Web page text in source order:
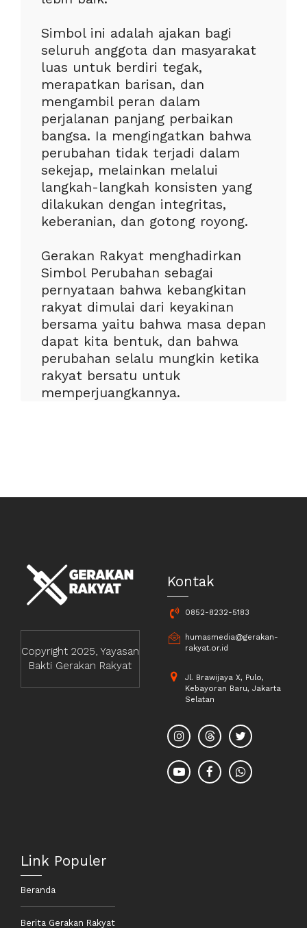
Simbol ini adalah ajakan bagi
seluruh anggota dan masyarakat
luas untuk berdiri tegak,
merapatkan barisan, dan
mengambil peran dalam
perjalanan panjang perbaikan
bangsa. Ia mengingatkan bahwa
perubahan tidak terjadi dalam
sekejap, melainkan melalui
langkah-langkah konsisten yang
dilakukan dengan integritas,
keberanian, dan gotong royong.
Gerakan Rakyat menghadirkan
Simbol Perubahan sebagai
pernyataan bahwa kebangkitan
rakyat dimulai dari keyakinan
bersama yaitu bahwa masa depan
dapat kita bentuk, dan bahwa
perubahan selalu mungkin ketika
rakyat bersatu untuk
memperjuangkannya.
Copyright 2025, Yayasan
Bakti Gerakan Rakyat
Kontak
0852-8232-5183
humasmedia@gerakan-
rakyat.or.id
Jl. Brawijaya X, Pulo,
Kebayoran Baru, Jakarta
Selatan
Link Populer
Beranda
Berita Gerakan Rakyat